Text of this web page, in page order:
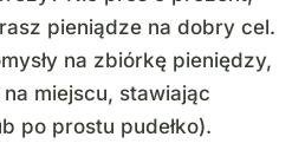
pieniądze na dobry cel.
na zbiórkę pieniędzy,
miejscu, stawiając
po prostu pudełko).